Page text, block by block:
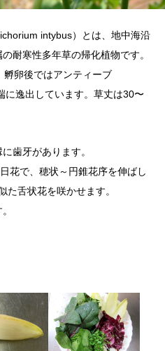
intybus）とは、地中海沿
耐寒性多年草の帰化植物です。
卵後ではアンティーブ
に逸出しています。草丈は30〜
歯牙があります。
花で、穂状～円錐花序を伸ばし
た舌状花を咲かせます。